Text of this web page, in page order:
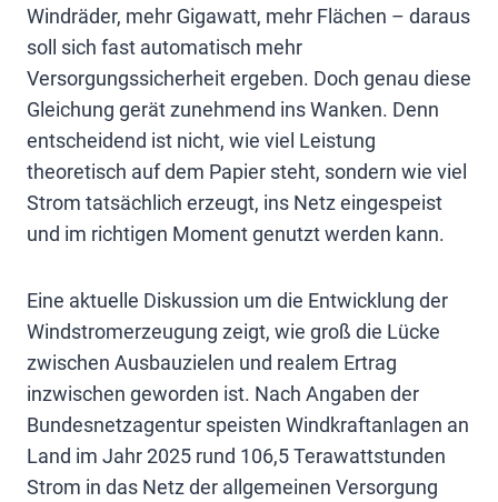
Windräder, mehr Gigawatt, mehr Flächen – daraus
soll sich fast automatisch mehr
Versorgungssicherheit ergeben. Doch genau diese
Gleichung gerät zunehmend ins Wanken. Denn
entscheidend ist nicht, wie viel Leistung
theoretisch auf dem Papier steht, sondern wie viel
Strom tatsächlich erzeugt, ins Netz eingespeist
und im richtigen Moment genutzt werden kann.
Eine aktuelle Diskussion um die Entwicklung der
Windstromerzeugung zeigt, wie groß die Lücke
zwischen Ausbauzielen und realem Ertrag
inzwischen geworden ist. Nach Angaben der
Bundesnetzagentur speisten Windkraftanlagen an
Land im Jahr 2025 rund 106,5 Terawattstunden
Strom in das Netz der allgemeinen Versorgung